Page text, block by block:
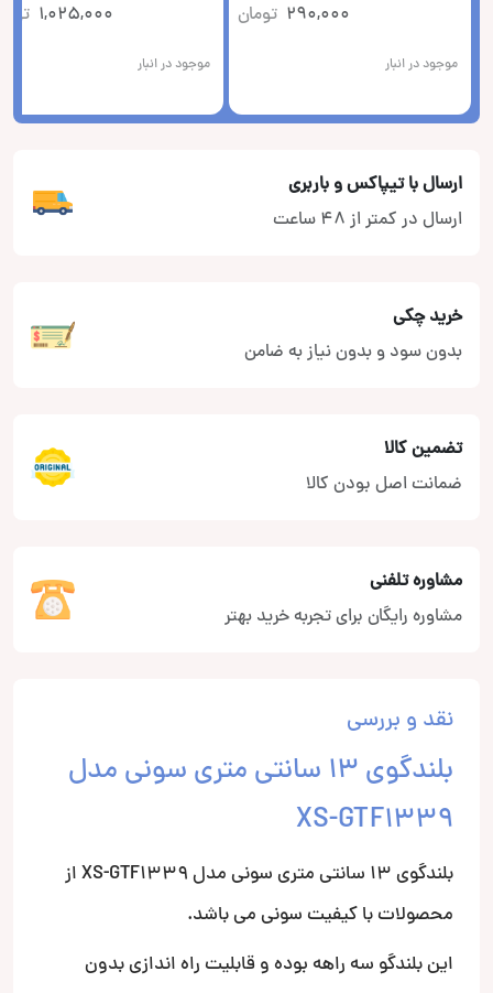
290,000 تومان
موجود در انبار
1,025,000
موجود در انبار
ارسال با تیپاکس و باربری
ارسال در کمتر از 48 ساعت
خرید چکی
بدون سود و بدون نیاز به ضامن
تضمین کالا
ضمانت اصل بودن کالا
مشاوره تلفنی
مشاوره رایگان برای تجربه خرید بهتر
نقد و بررسی
بلندگوی 13 سانتی متری سونی مدل
XS-GTF1339
بلندگوی 13 سانتی متری سونی مدل XS-GTF1339 از
محصولات با کیفیت سونی می باشد.
این بلندگو سه راهه بوده و قابلیت راه اندازی بدون